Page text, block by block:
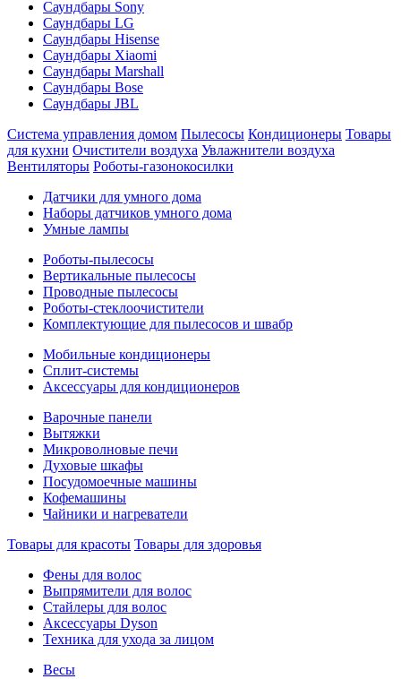
Саундбары Sony
Саундбары LG
Саундбары Hisense
Саундбары Xiaomi
Саундбары Marshall
Саундбары Bose
Саундбары JBL
Система управления домом Пылесосы Кондиционеры Товары
для кухни Очистители воздуха Увлажнители воздуха
Вентиляторы Роботы-газонокосилки
Датчики для умного дома
Наборы датчиков умного дома
Умные лампы
Роботы-пылесосы
Вертикальные пылесосы
Проводные пылесосы
Роботы-стеклоочистители
Комплектующие для пылесосов и швабр
Мобильные кондиционеры
Сплит-системы
Аксессуары для кондиционеров
Варочные панели
Вытяжки
Микроволновые печи
Духовые шкафы
Посудомоечные машины
Кофемашины
Чайники и нагреватели
Товары для красоты Товары для здоровья
Фены для волос
Выпрямители для волос
Стайлеры для волос
Аксессуары Dyson
Техника для ухода за лицом
Весы